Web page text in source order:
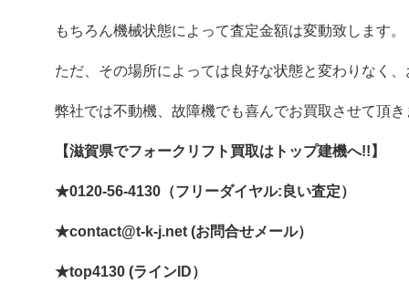
もちろん機械状態によって査定金額は変動致します。
ただ、その場所によっては良好な状態と変わりなく
弊社では不動機、故障機でも喜んでお買取させて頂
【滋賀県でフォークリフト買取はトップ建機へ!!】
★0120-56-4130（フリーダイヤル:良い査定）
★contact@t-k-j.net (お問合せメール）
★top4130 (ラインID）